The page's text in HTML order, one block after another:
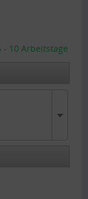
10 Arbeitstage